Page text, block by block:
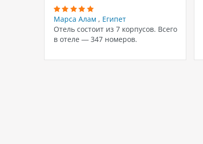
Марса Алам , Египет
Отель состоит из 7 корпусов. Всего
в отеле — 347 номеров.